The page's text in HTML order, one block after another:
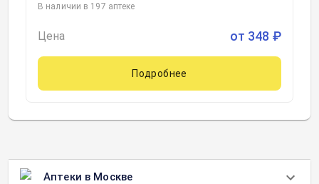
200миллиграмм блистер, 30
В наличии в 197 аптеке
Цена от 348 ₽
Подробнее
Аптеки в Москве